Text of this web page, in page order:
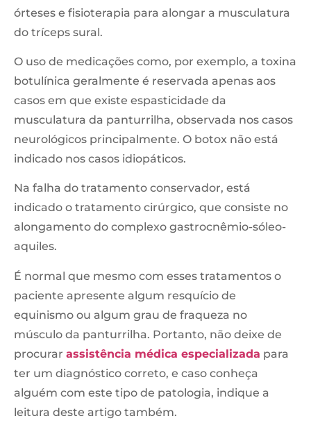
órteses e fisioterapia para alongar a musculatura
do tríceps sural.
O uso de medicações como, por exemplo, a toxina
botulínica geralmente é reservada apenas aos
casos em que existe espasticidade da
musculatura da panturrilha, observada nos casos
neurológicos principalmente. O botox não está
indicado nos casos idiopáticos.
Na falha do tratamento conservador, está
indicado o tratamento cirúrgico, que consiste no
alongamento do complexo gastrocnêmio-sóleo-
aquiles.
É normal que mesmo com esses tratamentos o
paciente apresente algum resquício de
equinismo ou algum grau de fraqueza no
músculo da panturrilha. Portanto, não deixe de
procurar assistência médica especializada para
ter um diagnóstico correto, e caso conheça
alguém com este tipo de patologia, indique a
leitura deste artigo também.